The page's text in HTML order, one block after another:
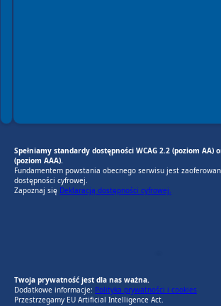
Spełniamy standardy dostępności WCAG 2.2 (poziom AA)
(poziom AAA).
Fundamentem powstania obecnego serwisu jest
dostępności cyfrowej.
Zapoznaj się Deklaracją dostępności cyfrowej.
Twoja prywatność jest dla nas ważna.
Dodatkowe informacje: Polityka prywatności i cookies
Przestrzegamy EU Artificial Intelligence Act.